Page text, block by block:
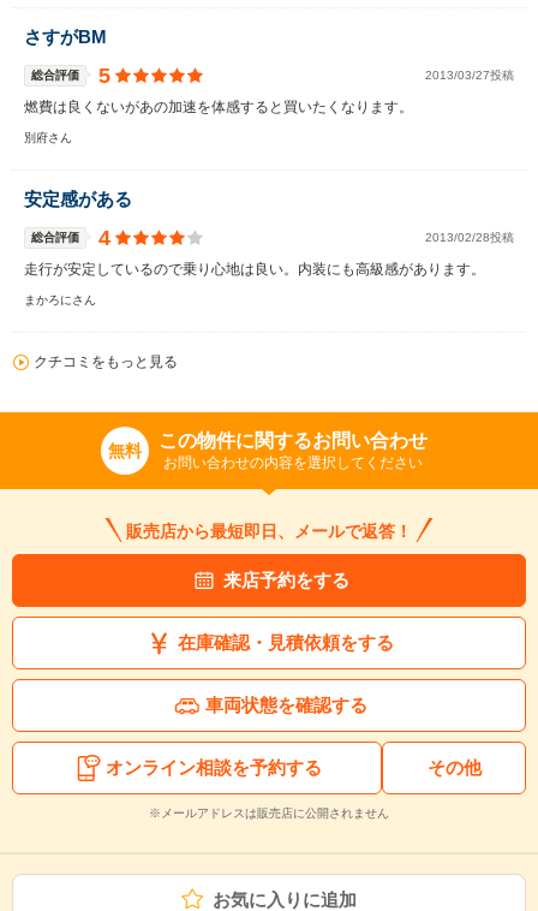
さすがBM
総合評価 5 2013/03/27投稿
燃費は良くないがあの加速を体感すると買いたくなります。
別府さん
安定感がある
総合評価 4 2013/02/28投稿
走行が安定しているので乗り心地は良い。内装にも高級感があります。
まかろにさん
クチコミをもっと見る
無料 この物件に関するお問い合わせ
お問い合わせの内容を選択してください
販売店から最短即日、メールで返答！
来店予約をする
在庫確認・見積依頼をする
車両状態を確認する
オンライン相談を予約する その他
※メールアドレスは販売店に公開されません
お気に入りに追加